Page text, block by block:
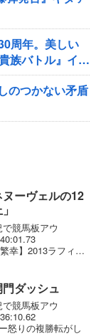
周年。美しい
族バトル』イト
のつかない矛盾
ーヴェルの12
競馬板アウ
幸】2013ラフィア
て...ダッシュ
競馬板アウ
怒りの複勝転がし